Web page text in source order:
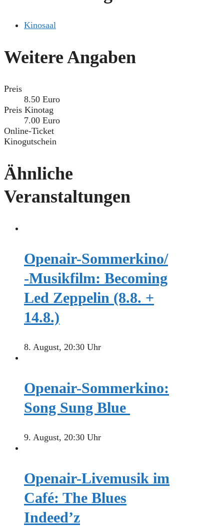
Kinosaal
Weitere Angaben
Preis
8.50 Euro
Preis Kinotag
7.00 Euro
Online-Ticket
Kinogutschein
Ähnliche
Veranstaltungen
Openair-Sommerkino/
-Musikfilm: Becoming
Led Zeppelin (8.8. +
14.8.)
8. August, 20:30 Uhr
Openair-Sommerkino:
Song Sung Blue
9. August, 20:30 Uhr
Openair-Livemusik im
Café: The Blues
Indeed’z